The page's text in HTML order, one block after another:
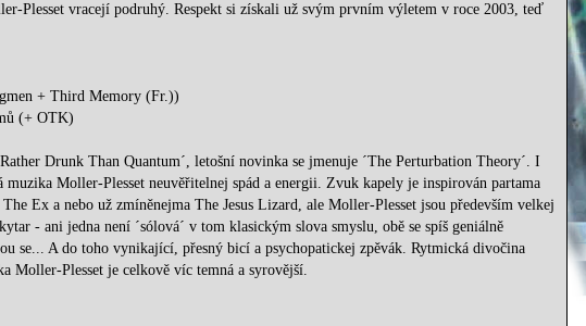
Plesset vracejí podruhý. Respekt si získali už svým prvním výletem v roce 2003, teď
+ Third Memory (Fr.))
(+ OTK)
Drunk Than Quantum´, letošní novinka se jmenuje ´The Perturbation Theory´. I
muzika Moller-Plesset neuvěřitelnej spád a energii. Zvuk kapely je inspirován partama
Ex a nebo už zmíněnejma The Jesus Lizard, ale Moller-Plesset jsou především velkej
- ani jedna není ´sólová´ v tom klasickým slova smyslu, obě se spíš geniálně
se... A do toho vynikající, přesný bicí a psychopatickej zpěvák. Rytmická divočina
Moller-Plesset je celkově víc temná a syrovější.